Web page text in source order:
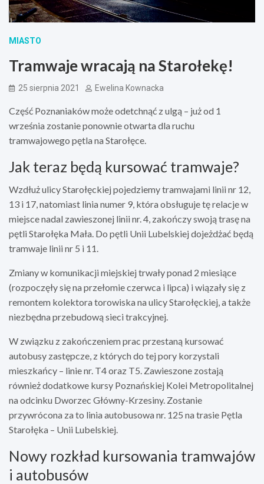
MIASTO
Tramwaje wracają na Starołekę!
25 sierpnia 2021 Ewelina Kownacka
Część Poznaniaków może odetchnąć z ulgą – już od 1
września zostanie ponownie otwarta dla ruchu
tramwajowego pętla na Starołęce.
Jak teraz będą kursować tramwaje?
Wzdłuż ulicy Starołęckiej pojedziemy tramwajami linii nr 12,
13 i 17, natomiast linia numer 9, która obsługuje tę relacje w
miejsce nadal zawieszonej linii nr. 4, zakończy swoją trasę na
pętli Starołęka Mała. Do pętli Unii Lubelskiej dojeżdżać będą
tramwaje linii nr 5 i 11.
Zmiany w komunikacji miejskiej trwały ponad 2 miesiące
(rozpoczęły się na przełomie czerwca i lipca) i wiązały się z
remontem kolektora torowiska na ulicy Starołęckiej, a także
niezbędna przebudową sieci trakcyjnej.
W związku z zakończeniem prac przestaną kursować
autobusy zastępcze, z których do tej pory korzystali
mieszkańcy – linie nr. T4 oraz T5. Zawieszone zostają
również dodatkowe kursy Poznańskiej Kolei Metropolitalnej
na odcinku Dworzec Główny-Krzesiny. Zostanie
przywrócona za to linia autobusowa nr. 125 na trasie Pętla
Starołęka – Unii Lubelskiej.
Nowy rozkład kursowania tramwajów
i autobusów